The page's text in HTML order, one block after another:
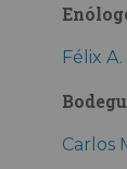
Félix
Carlos